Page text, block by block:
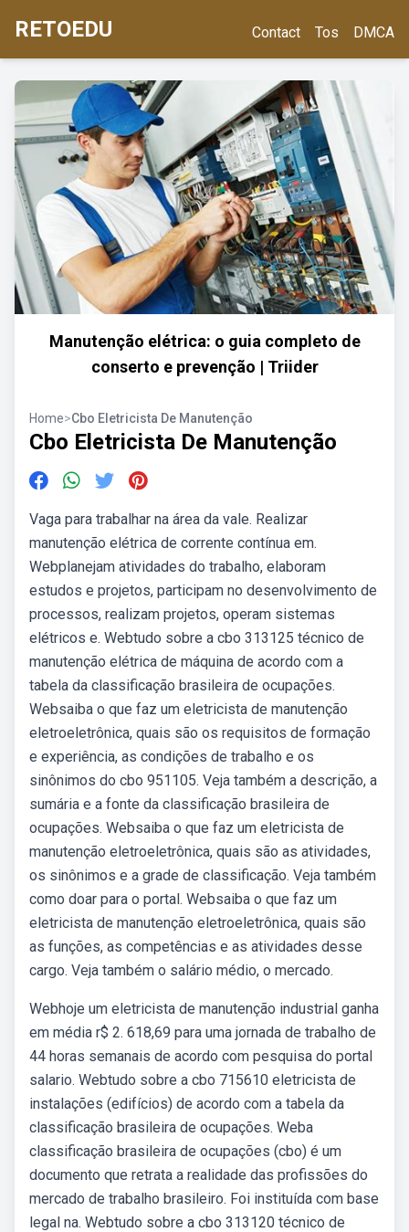
RETOEDU Contact Tos DMCA
Manutenção elétrica: o guia completo de
conserto e prevenção | Triider
Home>Cbo Eletricista De Manutenção
Cbo Eletricista De Manutenção
Vaga para trabalhar na área da vale. Realizar
manutenção elétrica de corrente contínua em.
Webplanejam atividades do trabalho, elaboram
estudos e projetos, participam no desenvolvimento de
processos, realizam projetos, operam sistemas
elétricos e. Webtudo sobre a cbo 313125 técnico de
manutenção elétrica de máquina de acordo com a
tabela da classificação brasileira de ocupações.
Websaiba o que faz um eletricista de manutenção
eletroeletrônica, quais são os requisitos de formação
e experiência, as condições de trabalho e os
sinônimos do cbo 951105. Veja também a descrição, a
sumária e a fonte da classificação brasileira de
ocupações. Websaiba o que faz um eletricista de
manutenção eletroeletrônica, quais são as atividades,
os sinônimos e a grade de classificação. Veja também
como doar para o portal. Websaiba o que faz um
eletricista de manutenção eletroeletrônica, quais são
as funções, as competências e as atividades desse
cargo. Veja também o salário médio, o mercado.
Webhoje um eletricista de manutenção industrial ganha
em média r$ 2. 618,69 para uma jornada de trabalho de
44 horas semanais de acordo com pesquisa do portal
salario. Webtudo sobre a cbo 715610 eletricista de
instalações (edifícios) de acordo com a tabela da
classificação brasileira de ocupações. Weba
classificação brasileira de ocupações (cbo) é um
documento que retrata a realidade das profissões do
mercado de trabalho brasileiro. Foi instituída com base
legal na. Webtudo sobre a cbo 313120 técnico de